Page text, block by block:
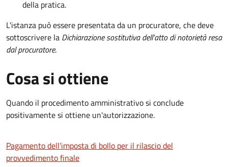
della pratica.
L'istanza può essere presentata da un procuratore, che deve
sottoscrivere la Dichiarazione sostitutiva dell'atto di notorietà resa
dal procuratore.
Cosa si ottiene
Quando il procedimento amministrativo si conclude
positivamente si ottiene un'autorizzazione.
Pagamento dell'imposta di bollo per il rilascio del
provvedimento finale